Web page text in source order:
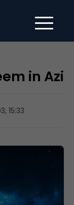
in Azi
15:33